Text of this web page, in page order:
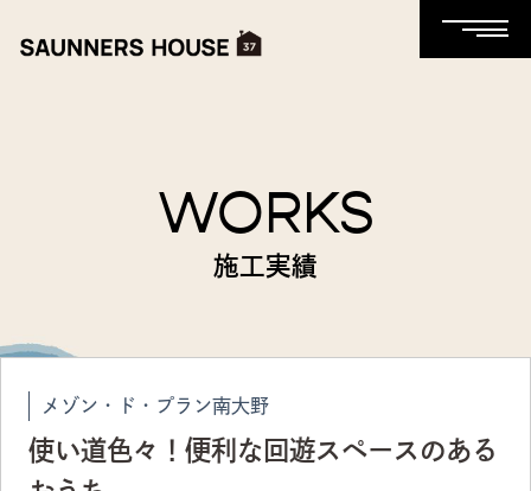
WORKS
施工実績
メゾン・ド・プラン南大野
使い道色々！便利な回遊スペースのある